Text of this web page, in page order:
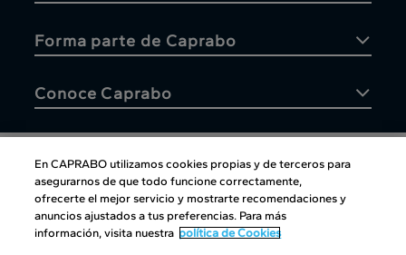
Forma parte de Caprabo
Conoce Caprabo
Atención al cliente
En CAPRABO utilizamos cookies propias y de terceros para
asegurarnos de que todo funcione correctamente,
ofrecerte el mejor servicio y mostrarte recomendaciones y
anuncios ajustados a tus preferencias. Para más
información, visita nuestra política de Cookies